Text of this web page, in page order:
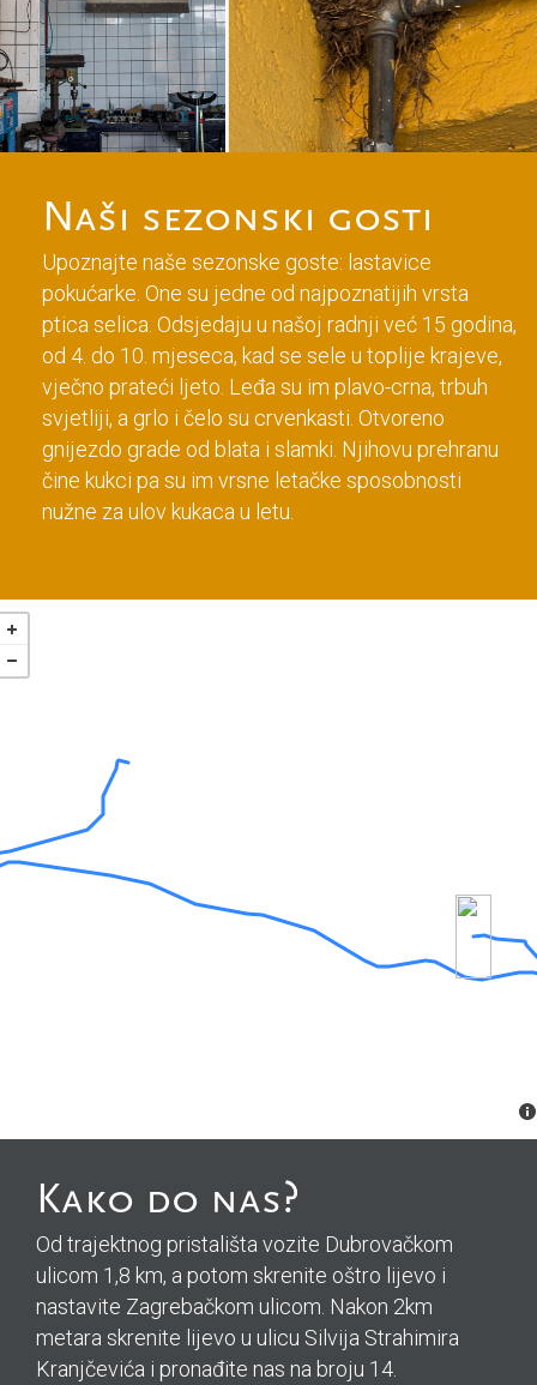
Naši sezonski gosti
Upoznajte naše sezonske goste: lastavice
pokućarke. One su jedne od najpoznatijih vrsta
ptica selica. Odsjedaju u našoj radnji već 15 godina,
od 4. do 10. mjeseca, kad se sele u toplije krajeve,
vječno prateći ljeto. Leđa su im plavo-crna, trbuh
svjetliji, a grlo i čelo su crvenkasti. Otvoreno
gnijezdo grade od blata i slamki. Njihovu prehranu
čine kukci pa su im vrsne letačke sposobnosti
nužne za ulov kukaca u letu.
Kako do nas?
Od trajektnog pristališta vozite Dubrovačkom
ulicom 1,8 km, a potom skrenite oštro lijevo i
nastavite Zagrebačkom ulicom. Nakon 2km
metara skrenite lijevo u ulicu Silvija Strahimira
Kranjčevića i pronađite nas na broju 14.